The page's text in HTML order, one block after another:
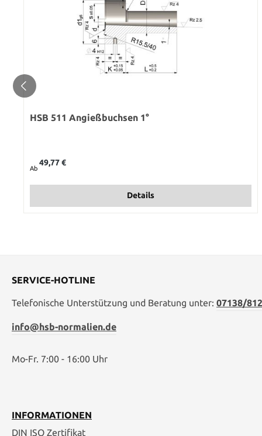
HSB 511 Angießbuchsen 1°
Ab
49,77 €
Details
SERVICE-HOTLINE
Telefonische Unterstützung und Beratung unter: 07138/
info@hsb-normalien.de
Mo-Fr. 7:00 - 16:00 Uhr
INFORMATIONEN
DIN ISO Zertifikat